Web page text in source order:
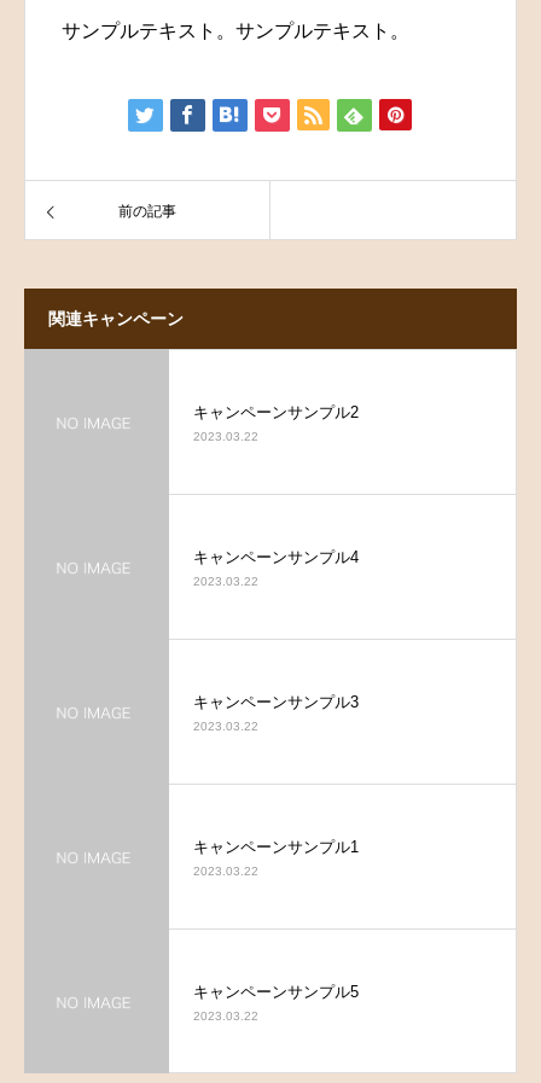
サンプルテキスト。サンプルテキスト。
前の記事
関連キャンペーン
キャンペーンサンプル2
2023.03.22
キャンペーンサンプル4
2023.03.22
キャンペーンサンプル3
2023.03.22
キャンペーンサンプル1
2023.03.22
キャンペーンサンプル5
2023.03.22